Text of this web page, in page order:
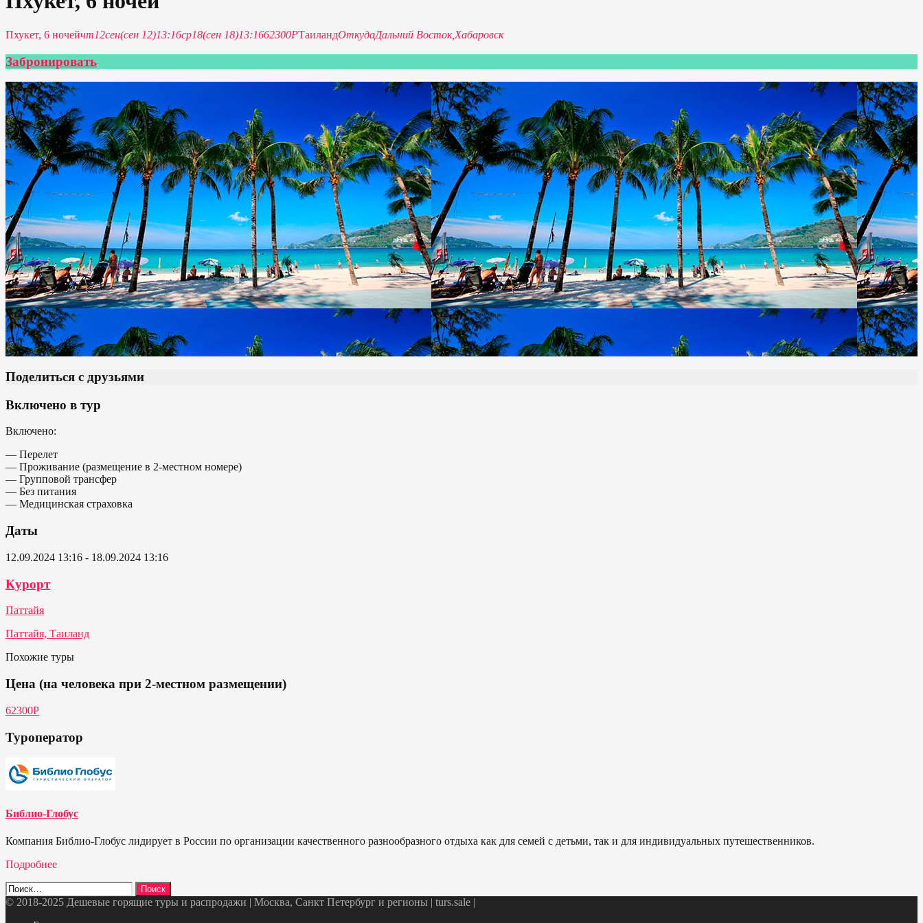
Пхукет, 6 ночейчт12сен(сен 12)13:16ср18(сен 18)13:1662300РТаиландОткудаДальний Восток, Хабаровск
Забронировать
Поделиться с друзьями
Включено в тур
Включено:
— Перелет
— Проживание (размещение в 2-местном номере)
— Групповой трансфер
— Без питания
— Медицинская страховка
Даты
12.09.2024 13:16 - 18.09.2024 13:16
Курорт
Паттайя
Паттайя, Таиланд
Похожие туры
Цена (на человека при 2-местном размещении)
62300Р
Туроператор
Библио-Глобус
Компания Библио-Глобус лидирует в России по организации качественного разнообразного отдыха как для семей с детьми, так и для индивидуальных путешественников.
Подробнее
Найти:
© 2018-2025 Дешевые горящие туры и распродажи | Москва, Санкт Петербург и регионы | turs.sale |